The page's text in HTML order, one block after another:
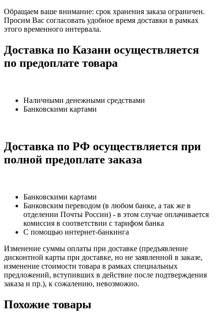
Обращаем ваше внимание: срок хранения заказа ограничен.
Просим Вас согласовать удобное время доставки в рамках
этого временного интервала.
Доставка по Казани осуществляется
по предоплате товара
Наличными денежными средствами
Банковскими картами
Доставка по РФ осуществляется при
полной предоплате заказа
Банковскими картами
Банковским переводом (в любом банке, а так же в
отделении Почты России) - в этом случае оплачивается
комиссия в соответствии с тарифом банка
С помощью интернет-банкинга
Изменение суммы оплаты при доставке (предъявление
дисконтной карты при доставке, но не заявленной в заказе,
изменение стоимости товара в рамках специальных
предложений, вступивших в действие после подтверждения
заказа и пр.), к сожалению, невозможно.
Похожие товары